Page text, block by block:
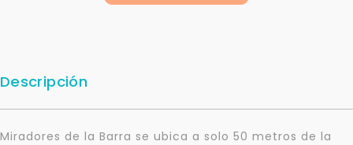
Descripción
Miradores de la Barra se ubica a solo 50 metros de la